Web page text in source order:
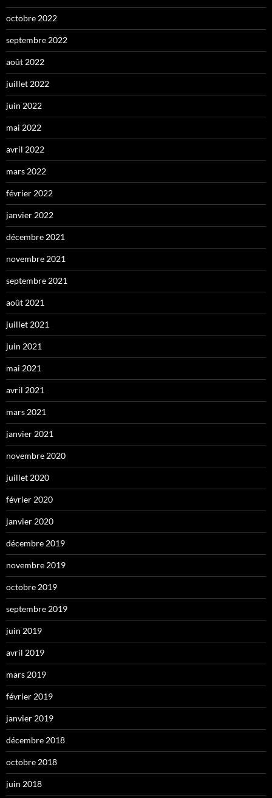
octobre 2022
septembre 2022
août 2022
juillet 2022
juin 2022
mai 2022
avril 2022
mars 2022
février 2022
janvier 2022
décembre 2021
novembre 2021
septembre 2021
août 2021
juillet 2021
juin 2021
mai 2021
avril 2021
mars 2021
janvier 2021
novembre 2020
juillet 2020
février 2020
janvier 2020
décembre 2019
novembre 2019
octobre 2019
septembre 2019
juin 2019
avril 2019
mars 2019
février 2019
janvier 2019
décembre 2018
octobre 2018
juin 2018